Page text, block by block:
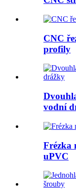
CNC
profily
vodní
Frézka
uPVC